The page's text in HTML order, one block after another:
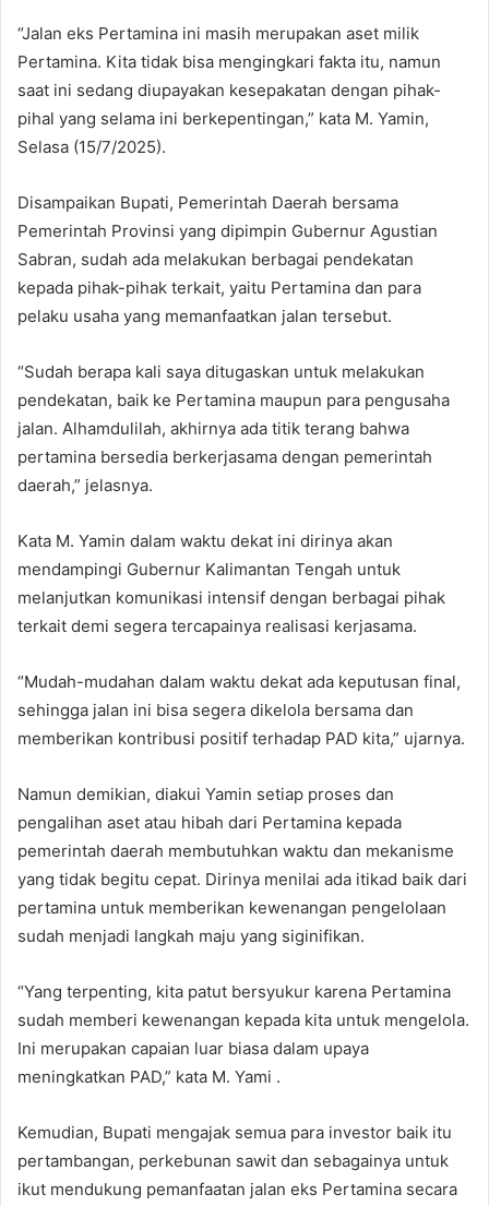
“Jalan eks Pertamina ini masih merupakan aset milik
Pertamina. Kita tidak bisa mengingkari fakta itu, namun
saat ini sedang diupayakan kesepakatan dengan pihak-
pihal yang selama ini berkepentingan,” kata M. Yamin,
Selasa (15/7/2025).
Disampaikan Bupati, Pemerintah Daerah bersama
Pemerintah Provinsi yang dipimpin Gubernur Agustian
Sabran, sudah ada melakukan berbagai pendekatan
kepada pihak-pihak terkait, yaitu Pertamina dan para
pelaku usaha yang memanfaatkan jalan tersebut.
“Sudah berapa kali saya ditugaskan untuk melakukan
pendekatan, baik ke Pertamina maupun para pengusaha
jalan. Alhamdulilah, akhirnya ada titik terang bahwa
pertamina bersedia berkerjasama dengan pemerintah
daerah,” jelasnya.
Kata M. Yamin dalam waktu dekat ini dirinya akan
mendampingi Gubernur Kalimantan Tengah untuk
melanjutkan komunikasi intensif dengan berbagai pihak
terkait demi segera tercapainya realisasi kerjasama.
“Mudah-mudahan dalam waktu dekat ada keputusan final,
sehingga jalan ini bisa segera dikelola bersama dan
memberikan kontribusi positif terhadap PAD kita,” ujarnya.
Namun demikian, diakui Yamin setiap proses dan
pengalihan aset atau hibah dari Pertamina kepada
pemerintah daerah membutuhkan waktu dan mekanisme
yang tidak begitu cepat. Dirinya menilai ada itikad baik dari
pertamina untuk memberikan kewenangan pengelolaan
sudah menjadi langkah maju yang siginifikan.
“Yang terpenting, kita patut bersyukur karena Pertamina
sudah memberi kewenangan kepada kita untuk mengelola.
Ini merupakan capaian luar biasa dalam upaya
meningkatkan PAD,” kata M. Yami .
Kemudian, Bupati mengajak semua para investor baik itu
pertambangan, perkebunan sawit dan sebagainya untuk
ikut mendukung pemanfaatan jalan eks Pertamina secara